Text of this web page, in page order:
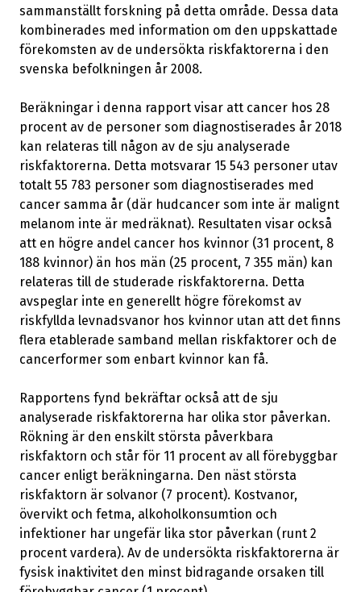
sammanställt forskning på detta område. Dessa data
kombinerades med information om den uppskattade
förekomsten av de undersökta riskfaktorerna i den
svenska befolkningen år 2008.
Beräkningar i denna rapport visar att cancer hos 28
procent av de personer som diagnostiserades år 2018
kan relateras till någon av de sju analyserade
riskfaktorerna. Detta motsvarar 15 543 personer utav
totalt 55 783 personer som diagnostiserades med
cancer samma år (där hudcancer som inte är malignt
melanom inte är medräknat). Resultaten visar också
att en högre andel cancer hos kvinnor (31 procent, 8
188 kvinnor) än hos män (25 procent, 7 355 män) kan
relateras till de studerade riskfaktorerna. Detta
avspeglar inte en generellt högre förekomst av
riskfyllda levnadsvanor hos kvinnor utan att det finns
flera etablerade samband mellan riskfaktorer och de
cancerformer som enbart kvinnor kan få.
Rapportens fynd bekräftar också att de sju
analyserade riskfaktorerna har olika stor påverkan.
Rökning är den enskilt största påverkbara
riskfaktorn och står för 11 procent av all förebyggbar
cancer enligt beräkningarna. Den näst största
riskfaktorn är solvanor (7 procent). Kostvanor,
övervikt och fetma, alkoholkonsumtion och
infektioner har ungefär lika stor påverkan (runt 2
procent vardera). Av de undersökta riskfaktorerna är
fysisk inaktivitet den minst bidragande orsaken till